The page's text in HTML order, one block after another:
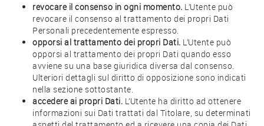
revocare il consenso in ogni momento. L’Utente può
revocare il consenso al trattamento dei propri Dati
Personali precedentemente espresso.
opporsi al trattamento dei propri Dati. L’Utente può
opporsi al trattamento dei propri Dati quando esso
avviene su una base giuridica diversa dal consenso.
Ulteriori dettagli sul diritto di opposizione sono indicati
nella sezione sottostante.
accedere ai propri Dati. L’Utente ha diritto ad ottenere
informazioni sui Dati trattati dal Titolare, su determinati